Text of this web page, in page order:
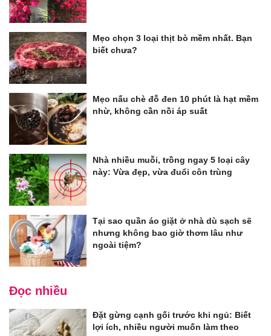
Mẹo chọn 3 loại thịt bò mềm nhất. Bạn
biết chưa?
Mẹo nấu chè đỗ đen 10 phút là hạt mềm
nhừ, không cần nồi áp suất
Nhà nhiều muỗi, trồng ngay 5 loại cây
này: Vừa đẹp, vừa đuổi côn trùng
Tại sao quần áo giặt ở nhà dù sạch sẽ
nhưng không bao giờ thơm lâu như
ngoài tiệm?
Đọc nhiều
Đặt gừng cạnh gối trước khi ngủ: Biết
lợi ích, nhiều người muốn làm theo